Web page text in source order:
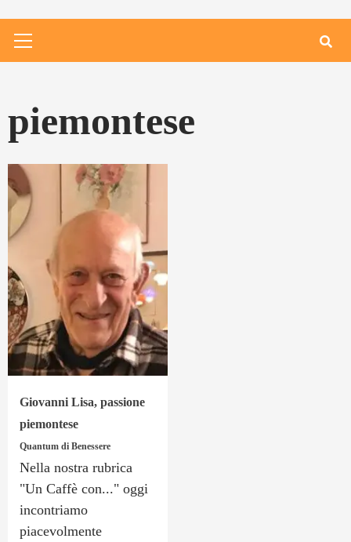
Menu
piemontese
Giovanni Lisa, passione
piemontese
Quantum di Benessere
Nella nostra rubrica
"Un Caffè con..." oggi
incontriamo
piacevolmente